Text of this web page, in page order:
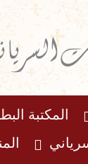
المكتبة